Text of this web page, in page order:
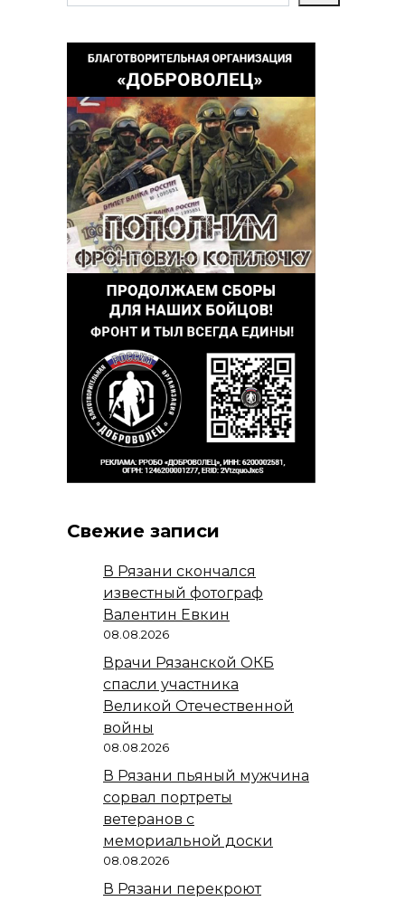
Свежие записи
В Рязани скончался
известный фотограф
Валентин Евкин
08.08.2026
Врачи Рязанской ОКБ
спасли участника
Великой Отечественной
войны
08.08.2026
В Рязани пьяный мужчина
сорвал портреты
ветеранов с
мемориальной доски
08.08.2026
В Рязани перекроют